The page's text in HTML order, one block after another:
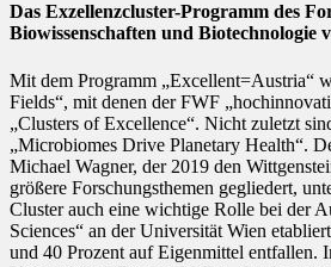
Das Exzellenzcluster-Programm des
Biowissenschaften und Biotechnologie
Mit dem Programm „Excellent=Austria“
Fields“, mit denen der FWF
„Clusters of Excellence“. Nicht zuletzt
„Microbiomes Drive Planetary Health“.
Michael Wagner, der 2019 den
größere Forschungsthemen gegliedert,
Cluster auch eine wichtige Rolle bei der
Sciences“ an der Universität Wien
und 40 Prozent auf Eigenmittel entfallen.